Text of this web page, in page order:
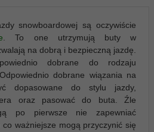
snowboardowej są oczywiście
. To one utrzymują buty w
na dobrą i bezpieczną jazdę.
dobrane do rodzaju
dobrane wiązania na
dopasowane do stylu jazdy,
oraz pasować do buta. Źle
po pierwsze nie zapewniać
ważniejsze mogą przyczynić się